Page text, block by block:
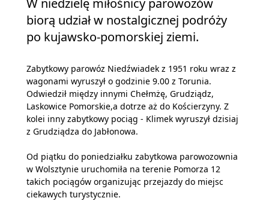
biorą udział w nostalgicznej podróży
po kujawsko-pomorskiej ziemi.
Zabytkowy parowóz Niedźwiadek z 1951 roku wraz z
wagonami wyruszył o godzinie 9.00 z Torunia.
Odwiedził między innymi Chełmżę, Grudziądz,
Laskowice Pomorskie,a dotrze aż do Kościerzyny. Z
kolei inny zabytkowy pociąg - Klimek wyruszył dzisiaj
z Grudziądza do Jabłonowa.
Od piątku do poniedziałku zabytkowa parowozownia
w Wolsztynie uruchomiła na terenie Pomorza 12
takich pociągów organizując przejazdy do miejsc
ciekawych turystycznie.